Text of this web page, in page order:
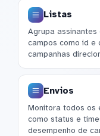
Listas
Agrupa
campos como id e
campanhas
Envios
Monitora todos os
como status e
desempenho de